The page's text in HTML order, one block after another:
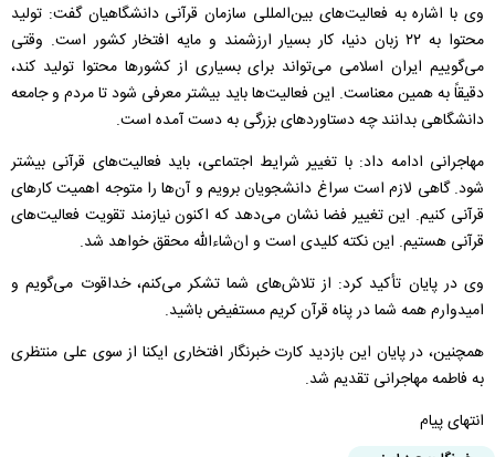
وی با اشاره به فعالیت‌های بین‌المللی سازمان قرآنی دانشگاهیان گفت: تولید
محتوا به ۲۲ زبان دنیا، کار بسیار ارزشمند و مایه افتخار کشور است. وقتی
می‌گوییم ایران اسلامی می‌تواند برای بسیاری از کشورها محتوا تولید کند،
دقیقاً به همین معناست. این فعالیت‌ها باید بیشتر معرفی شود تا مردم و جامعه
دانشگاهی بدانند چه دستاوردهای بزرگی به دست آمده است.
مهاجرانی ادامه داد: با تغییر شرایط اجتماعی، باید فعالیت‌های قرآنی بیشتر
شود. گاهی لازم است سراغ دانشجویان برویم و آن‌ها را متوجه اهمیت کارهای
قرآنی کنیم. این تغییر فضا نشان می‌دهد که اکنون نیازمند تقویت فعالیت‌های
قرآنی هستیم. این نکته کلیدی است و ان‌شاءالله محقق خواهد شد.
وی در پایان تأکید کرد: از تلاش‌های شما تشکر می‌کنم، خداقوت می‌گویم و
امیدوارم همه شما در پناه قرآن کریم مستفیض باشید.
همچنین، در پایان این بازدید کارت خبرنگار افتخاری ایکنا از سوی علی منتظری
به فاطمه مهاجرانی تقدیم شد.
انتهای پیام